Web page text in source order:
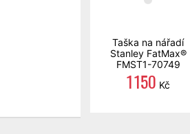
Taška na nářadí
Stanley FatMax®
FMST1-70749
1 150 Kč